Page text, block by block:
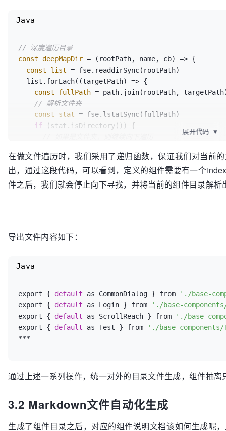
// 深度遍历目录
const deepMapDir = (rootPath, name, cb) => {
const
list = fse.readdirSync(rootPath)
const
fullPath = path.join(rootPath,
// 解析文件夹
const
stat = fse.lstatSync(fullPath)
if (stat.isDirectory()) {
    }
else if (targetPath === 'index.vue') {
// 如果是文件
if (typeof cb === 'function') {
}
const
file = `
${components.map(c => `export { default as
// 文件输出
try
Java
展开代码 ▼
在做文件遍历时，我们采用了递归函数，保证我们对当前
出，通过这段代码，可以看到，定义的组件需要有一个
件之后，我们就会停止向下寻找，并将当前的组件目录解
导出文件内容如下：
export { default as CommonDialog } from
'./base-
export { default as Login } from
'./base-
export { default as ScrollReach } from
'./base-
export { default as Test } from
'./base-
Java
通过上述一系列操作，统一对外的目录文件生成，组件抽
3.2 Markdown文件自动化生成
生成了组件目录之后，对应的组件说明文档该如何生成呢